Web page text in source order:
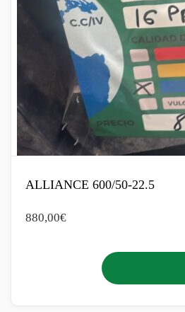
ALLIANCE 600/50-22.5
880,00€